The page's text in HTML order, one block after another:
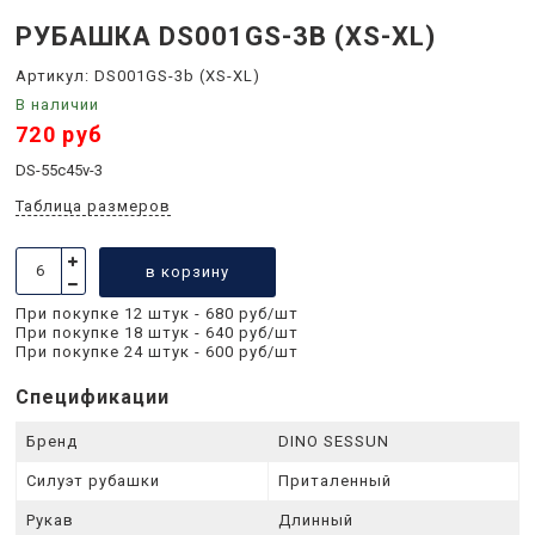
РУБАШКА DS001GS-3B (XS-XL)
Артикул: DS001GS-3b (XS-XL)
В наличии
720 руб
DS-55c45v-3
Таблица размеров
в корзину
При покупке 12 штук - 680 руб/шт
При покупке 18 штук - 640 руб/шт
При покупке 24 штук - 600 руб/шт
Спецификации
Бренд DINO SESSUN
Силуэт рубашки Приталенный
Рукав Длинный